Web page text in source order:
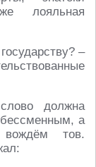
лояльная
–
должна
а
тов.